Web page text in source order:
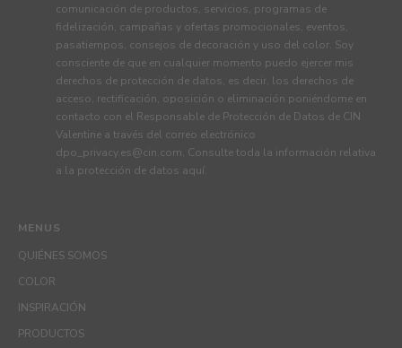
MENUS
QUIÉNES SOMOS
COLOR
INSPIRACIÓN
PRODUCTOS
comunicación de productos, servicios, programas de
fidelización, campañas y ofertas promocionales, eventos,
pasatiempos, consejos de decoración y uso del color. Soy
consciente de que en cualquier momento puedo ejercer mis
derechos de protección de datos, es decir, los derechos de
acceso, rectificación, oposición o eliminación poniéndome en
contacto con el Responsable de Protección de Datos de CIN
Valentine a través del correo electrónico
dpo_privacy.es@cin.com. Consulte toda la información relativa
a la protección de datos aquí.